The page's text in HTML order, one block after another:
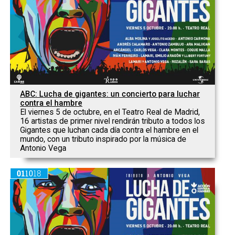
ABC: Lucha de gigantes: un concierto para luchar
contra el hambre
El viernes 5 de octubre, en el Teatro Real de Madrid,
16 artistas de primer nivel rendirán tributo a todos los
Gigantes que luchan cada día contra el hambre en el
mundo, con un tributo inspirado por la música de
Antonio Vega
011018